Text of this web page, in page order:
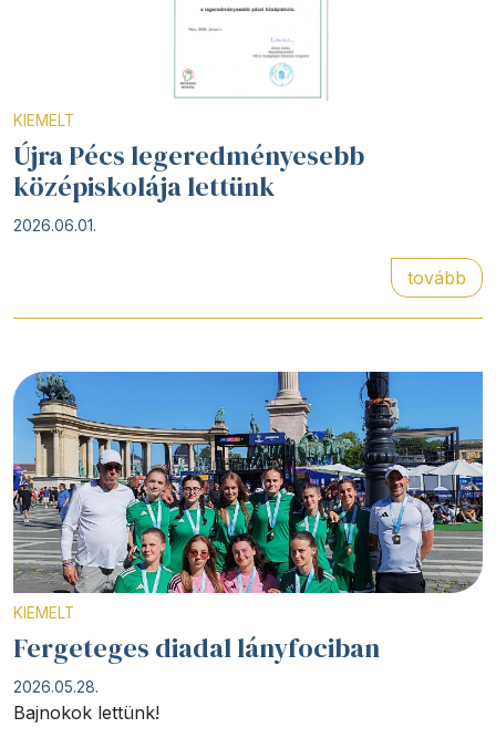
KIEMELT
Újra Pécs legeredményesebb
középiskolája lettünk
2026.06.01.
tovább
KIEMELT
Fergeteges diadal lányfociban
2026.05.28.
Bajnokok lettünk!